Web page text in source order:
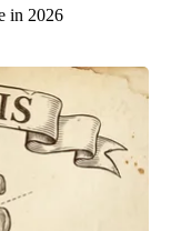
in 2026